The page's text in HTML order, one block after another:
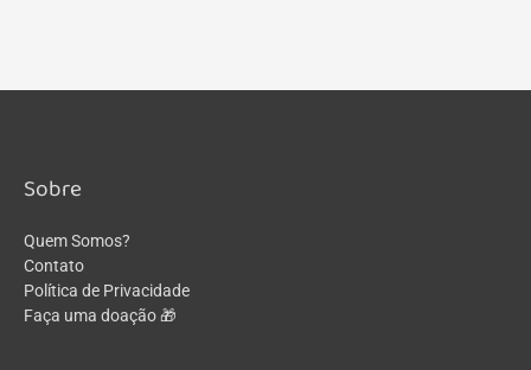
Sobre
Quem Somos?
Contato
Política de Privacidade
Faça uma doação 🎁